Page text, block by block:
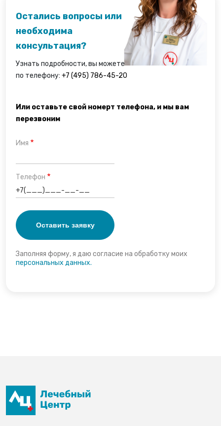
Остались вопросы или
необходима
консультация?
Узнать подробности, вы можете
по телефону: +7 (495) 786-45-20
Или оставьте свой номерт телефона, и мы вам
перезвоним
Имя
Телефон
Заполняя форму, я даю согласие на обработку моих
персональных данных.